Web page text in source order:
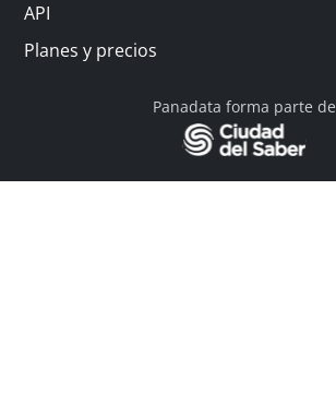
API
Planes y precios
Panadata forma parte de